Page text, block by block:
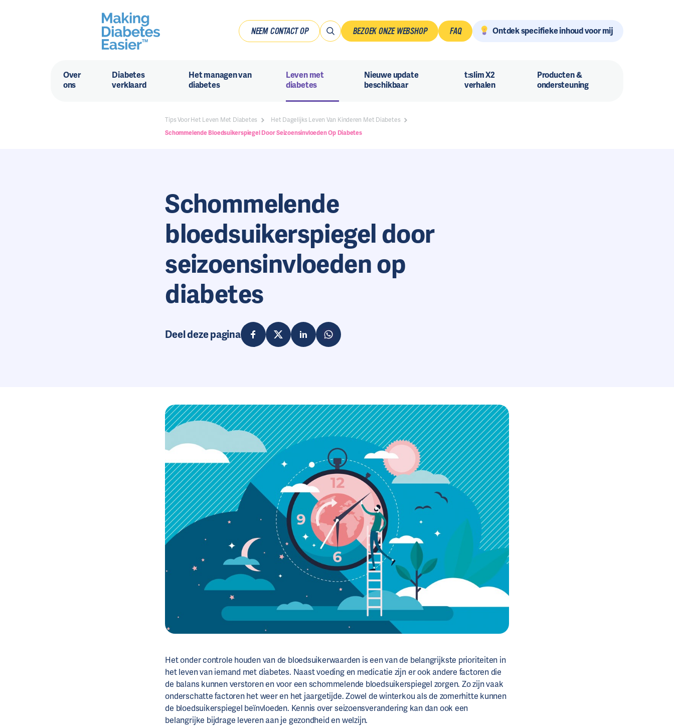
NEEM CONTACT OP BEZOEK ONZE WEBSHOP FAQ Ontdek specifieke inhoud voor mij
Over
ons
Diabetes
verklaard
Het managen van
diabetes
Leven met
diabetes
Nieuwe update
beschikbaar
t:slim X2
verhalen
Producten &
ondersteuning
Tips Voor Het Leven Met Diabetes
Het Dagelijks Leven Van Kinderen Met Diabetes
Schommelende Bloedsuikerspiegel Door Seizoensinvloeden Op Diabetes
Schommelende
bloedsuikerspiegel door
seizoensinvloeden op
diabetes
Deel deze pagina
Het onder controle houden van de bloedsuikerwaarden is een van de belangrijkste prioriteiten in
het leven van iemand met diabetes. Naast voeding en medicatie zijn er ook andere factoren die
de balans kunnen verstoren en voor een schommelende bloedsuikerspiegel zorgen. Zo zijn vaak
onderschatte factoren het weer en het jaargetijde. Zowel de winterkou als de zomerhitte kunnen
de bloedsuikerspiegel beïnvloeden. Kennis over seizoensverandering kan dan ook een
belangrijke bijdrage leveren aan je gezondheid en welzijn.